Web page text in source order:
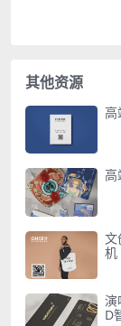
其他资源
高
高
文
机
演
D